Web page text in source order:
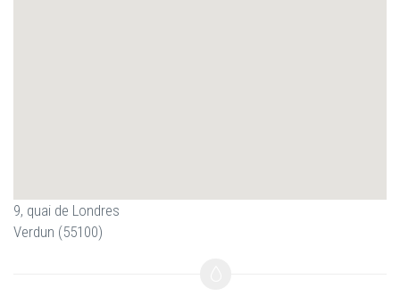
9, quai de Londres
Verdun (55100)